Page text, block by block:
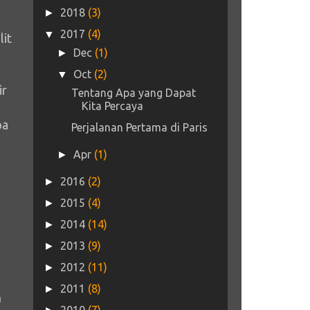
► 2018 (3)
▼ 2017 (4)
► Dec (1)
▼ Oct (2)
Tentang Apa yang Dapat
Kita Percaya
Perjalanan Pertama di Paris
►Apr (1)
► 2016 (2)
► 2015 (4)
► 2014 (14)
► 2013 (9)
► 2012 (11)
► 2011 (8)